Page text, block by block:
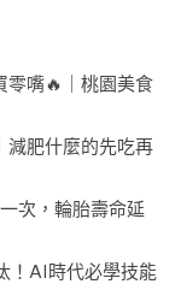
零嘴🔥｜桃園美食
減肥什麼的先吃再
次，輪胎壽命延
！AI時代必學技能